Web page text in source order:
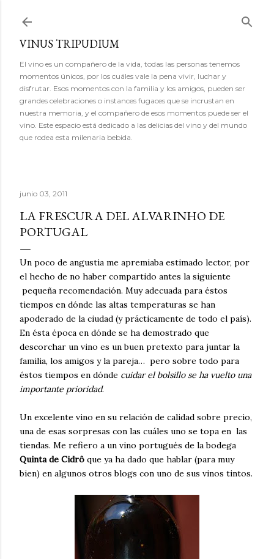
VINUS TRIPUDIUM
El vino es un compañero de la vida, todas las personas tenemos
momentos únicos, por los cuáles vale la pena vivir, luchar y
disfrutar. Esos momentos con la familia y los amigos, pueden ser
grandes celebraciones o instances fugaces que se incrustan en
nuestra memoria, y el compañero de esos momentos puede ser el
vino. Este espacio está dedicado a las delicias del vino y del mundo
que rodea esta milenaria bebida.
junio 03, 2011
LA FRESCURA DEL ALVARINHO DE
PORTUGAL
Un poco de angustia me apremiaba estimado lector, por
el hecho de no haber compartido antes la siguiente
pequeña recomendación. Muy adecuada para éstos
tiempos en dónde las altas temperaturas se han
apoderado de la ciudad (y prácticamente de todo el país).
En ésta época en dónde se ha demostrado que
descorchar un vino es un buen pretexto para juntar la
familia, los amigos y la pareja… pero sobre todo para
éstos tiempos en dónde cuidar el bolsillo se ha vuelto una
importante prioridad.
Un excelente vino en su relación de calidad sobre precio,
una de esas sorpresas con las cuáles uno se topa en las
tiendas. Me refiero a un vino portugués de la bodega
Quinta de Cidrô que ya ha dado que hablar (para muy
bien) en algunos otros blogs con uno de sus vinos tintos.